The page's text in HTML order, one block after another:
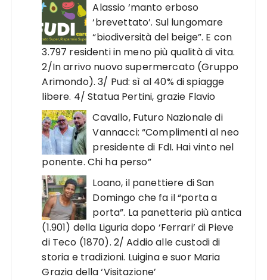
Alassio ‘manto erboso
‘brevettato’. Sul lungomare
“biodiversità del beige”. E con
3.797 residenti in meno più qualità di vita.
2/In arrivo nuovo supermercato (Gruppo
Arimondo). 3/ Pud: sì al 40% di spiagge
libere. 4/ Statua Pertini, grazie Flavio
Cavallo, Futuro Nazionale di
Vannacci: “Complimenti al neo
presidente di FdI. Hai vinto nel
ponente. Chi ha perso”
Loano, il panettiere di San
Domingo che fa il “porta a
porta”. La panetteria più antica
(1.901) della Liguria dopo ‘Ferrari’ di Pieve
di Teco (1870). 2/ Addio alle custodi di
storia e tradizioni. Luigina e suor Maria
Grazia della ‘Visitazione’